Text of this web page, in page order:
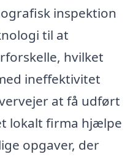
inspektion
til at
hvilket
ineffektivitet
at få udført
lokalt firma hjælpe
opgaver, der